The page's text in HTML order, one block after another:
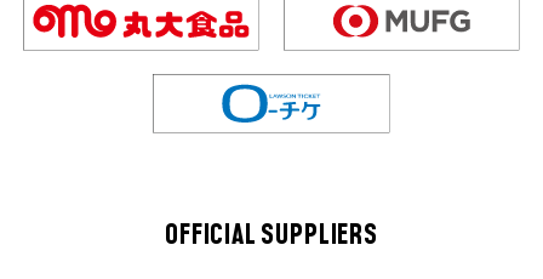
OFFICIAL SUPPLIERS